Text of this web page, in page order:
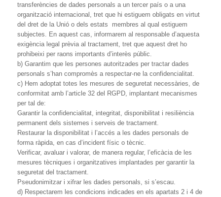
transferències de dades personals a un tercer país o a una
organització internacional, tret que hi estiguem obligats en virtut
del dret de la Unió o dels estats membres al qual estiguem
subjectes. En aquest cas, informarem al responsable d’aquesta
exigència legal prèvia al tractament, tret que aquest dret ho
prohibeixi per raons importants d’interès públic.
b) Garantim que les persones autoritzades per tractar dades
personals s’han compromès a respectar-ne la confidencialitat.
c) Hem adoptat totes les mesures de seguretat necessàries, de
conformitat amb l’article 32 del RGPD, implantant mecanismes
per tal de:
Garantir la confidencialitat, integritat, disponibilitat i resiliència
permanent dels sistemes i serveis de tractament.
Restaurar la disponibilitat i l’accés a les dades personals de
forma ràpida, en cas d’incident físic o tècnic.
Verificar, avaluar i valorar, de manera regular, l’eficàcia de les
mesures tècniques i organitzatives implantades per garantir la
seguretat del tractament.
Pseudonimitzar i xifrar les dades personals, si s’escau.
d) Respectarem les condicions indicades en els apartats 2 i 4 de